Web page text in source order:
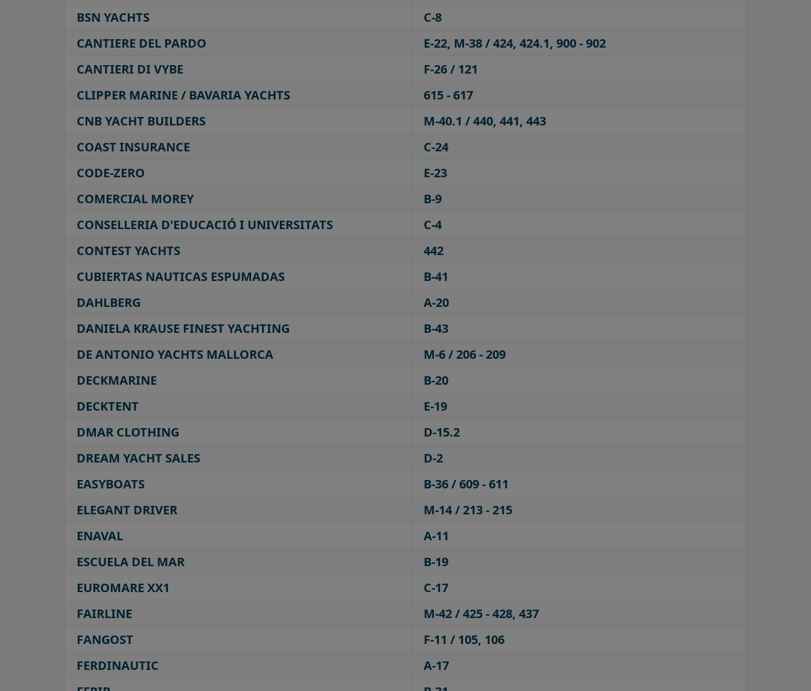
BSN YACHTS
C-8
CANTIERE DEL PARDO
E-22, M-38 / 424, 424.1, 900 - 902
CANTIERI DI VYBE
F-26 / 121
CLIPPER MARINE / BAVARIA YACHTS
615 - 617
CNB YACHT BUILDERS
M-40.1 / 440, 441, 443
COAST INSURANCE
C-24
CODE-ZERO
E-23
COMERCIAL MOREY
B-9
CONSELLERIA D'EDUCACIÓ I UNIVERSITATS
C-4
CONTEST YACHTS
442
CUBIERTAS NAUTICAS ESPUMADAS
B-41
DAHLBERG
A-20
DANIELA KRAUSE FINEST YACHTING
B-43
DE ANTONIO YACHTS MALLORCA
M-6 / 206 - 209
DECKMARINE
B-20
DECKTENT
E-19
DMAR CLOTHING
D-15.2
DREAM YACHT SALES
D-2
EASYBOATS
B-36 / 609 - 611
ELEGANT DRIVER
M-14 / 213 - 215
ENAVAL
A-11
ESCUELA DEL MAR
B-19
EUROMARE XX1
C-17
FAIRLINE
M-42 / 425 - 428, 437
FANGOST
F-11 / 105, 106
FERDINAUTIC
A-17